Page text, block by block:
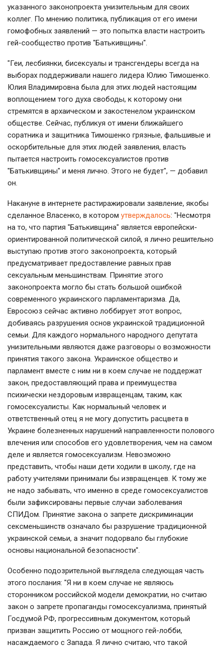
указанного законопроекта унизительным для своих
коллег. По мнению политика, публикация от его имени
гомофобных заявлений — это попытка власти настроить
гей-сообщество против "Батькивщины".
"Геи, лесбиянки, бисексуалы и трансгендеры всегда на
выборах поддерживали нашего лидера Юлию Тимошенко.
Юлия Владимировна была для этих людей настоящим
воплощением того духа свободы, к которому они
стремятся в архаическом и закостенелом украинском
обществе. Сейчас, публикуя от имени ближайшего
соратника и защитника Тимошенко грязные, фальшивые и
оскорбительные для этих людей заявления, власть
пытается настроить гомосексуалистов против
"Батькивщины" и меня лично. Этого не будет", — добавил
он.
Накануне в интернете растиражировали заявление, якобы
сделанное Власенко, в котором утверждалось: "Несмотря
на то, что партия "Батькивщина" является европейски-
ориентированной политической силой, я лично решительно
выступаю против этого законопроекта, который
предусматривает предоставление равных прав
сексуальным меньшинствам. Принятие этого
законопроекта могло бы стать большой ошибкой
современного украинского парламентаризма. Да,
Евросоюз сейчас активно лоббирует этот вопрос,
добиваясь разрушения основ украинской традиционной
семьи. Для каждого нормального народного депутата
унизительными являются даже разговоры о возможности
принятия такого закона. Украинское общество и
парламент вместе с ним ни в коем случае не поддержат
закон, предоставляющий права и преимущества
психически нездоровым извращенцам, таким, как
гомосексуалисты. Как нормальный человек и
ответственный отец я не могу допустить расцвета в
Украине болезненных нарушений направленности полового
влечения или способов его удовлетворения, чем на самом
деле и является гомосексуализм. Невозможно
представить, чтобы наши дети ходили в школу, где на
работу учителями принимали бы извращенцев. К тому же
не надо забывать, что именно в среде гомосексуалистов
были зафиксированы первые случаи заболевания
СПИДом. Принятие закона о запрете дискриминации
сексменьшинств означало бы разрушение традиционной
украинской семьи, а значит подорвало бы глубокие
основы национальной безопасности".
Особенно подозрительной выглядела следующая часть
этого послания: "Я ни в коем случае не являюсь
сторонником российской модели демократии, но считаю
закон о запрете пропаганды гомосексуализма, принятый
Госдумой РФ, прогрессивным документом, который
призван защитить Россию от мощного гей-лобби,
насаждаемого с Запада. Я лично считаю, что такой